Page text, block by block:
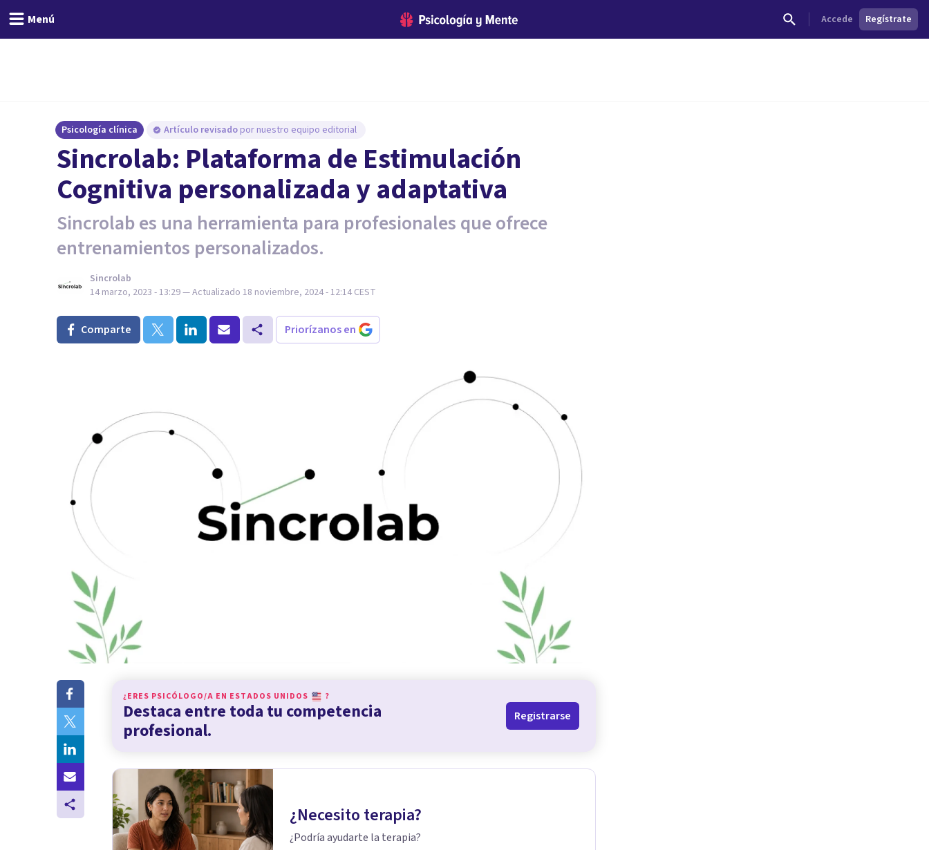
Menú Accede Regístrate
Psicología clínica Artículo revisado por nuestro equipo editorial
Sincrolab: Plataforma de Estimulación
Cognitiva personalizada y adaptativa
Sincrolab es una herramienta para profesionales que ofrece
entrenamientos personalizados.
Sincrolab
14 marzo, 2023 - 13:29— Actualizado 18 noviembre, 2024 - 12:14 CEST
Comparte Priorízanos en
¿ERES PSICÓLOGO/A EN ESTADOS UNIDOS ?
Destaca entre toda tu competencia
profesional.
Registrarse
¿Necesito terapia?
¿Podría ayudarte la terapia?